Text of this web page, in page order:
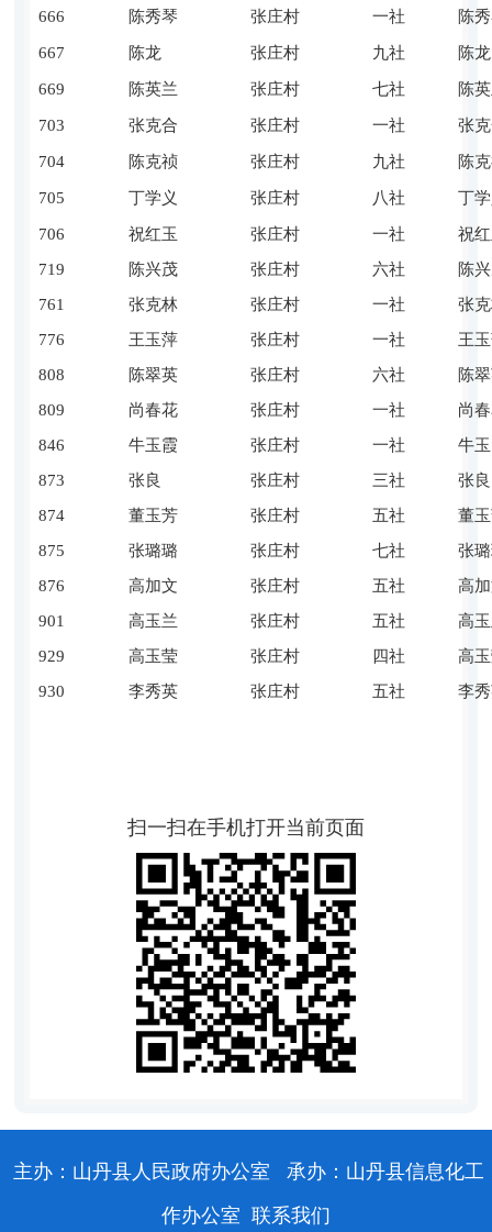
666 陈秀琴 张庄村 一社 陈
667 陈龙 张庄村 九社 陈龙
669 陈英兰 张庄村 七社 陈
703 张克合 张庄村 一社 张
704 陈克祯 张庄村 九社 陈
705 丁学义 张庄村 八社 丁
706 祝红玉 张庄村 一社
祝
719
陈兴茂 张庄村 六社
陈
761
张克林 张庄村 一社
张
776
王玉萍 张庄村 一社
王
808
陈翠英 张庄村 六社
陈
809
尚春花 张庄村 一社
尚
846
牛玉霞 张庄村 一社
牛
873
张良 张庄村 三社
张良
874
董玉芳 张庄村 五社
董
875
张璐璐 张庄村 七社
张
876
高加文 张庄村 五社
高
901
高玉兰 张庄村 五社
高
929
高玉莹 张庄村 四社
高
930
李秀英 张庄村 五社 李
扫一扫在手机打开当前页面
主办：山丹县人民政府办公室
承办：山丹县信息化工
作办公室 联系我们